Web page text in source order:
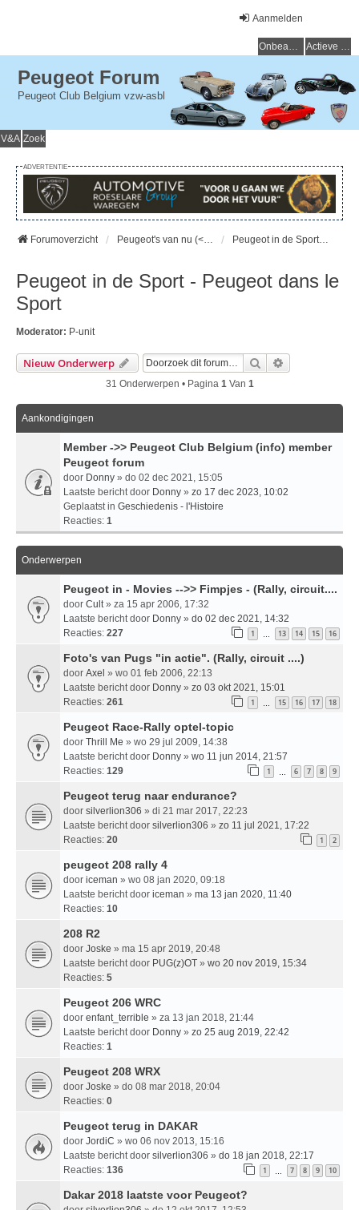
Aanmelden
Onbeantwoorde onderwerpen Actieve onderwerpen
Peugeot Forum
Peugeot Club Belgium vzw-asbl
V&A Zoek
ADVERTENTIE
Forumoverzicht Peugeot's van nu (< 15 jaar) - Peugeot d'aujourd'hui (< 15 ans) Peugeot in de Sport - Peugeot dans le Sport
Peugeot in de Sport - Peugeot dans le
Sport
Moderator: P-unit
Nieuw Onderwerp Zoek
31 Onderwerpen • Pagina 1Van 1
Aankondigingen
Member ->> Peugeot Club Belgium (info) member
Peugeot forum
door Donny » do 02 dec 2021, 15:05
Laatste bericht door Donny » zo 17 dec 2023, 10:02
Geplaatst in Geschiedenis - l'Histoire
Reacties: 1
Onderwerpen
Peugeot in - Movies -->> Fimpjes - (Rally, circuit....
door Cult» za 15 apr 2006, 17:32
Laatste bericht door Donny » do 02 dec 2021, 14:32
Reacties: 227 1 … 13 14 15 16
Foto's van Pugs "in actie". (Rally, circuit ....)
door Axel » wo 01 feb 2006, 22:13
Laatste bericht door Donny » zo 03 okt 2021, 15:01
Reacties: 261 1 … 15 16 17 18
Peugeot Race-Rally optel-topic
door Thrill Me » wo 29 jul 2009, 14:38
Laatste bericht door Donny » wo 11 jun 2014, 21:57
Reacties: 129 1 … 6 7 8 9
Peugeot terug naar endurance?
door silverlion306 » di 21 mar 2017, 22:23
Laatste bericht door silverlion306 » zo 11 jul 2021, 17:22
Reacties: 20 1 2
peugeot 208 rally 4
door iceman » wo 08 jan 2020, 09:18
Laatste bericht door iceman » ma 13 jan 2020, 11:40
Reacties: 10
208 R2
door Joske » ma 15 apr 2019, 20:48
Laatste bericht door PUG(z)OT » wo 20 nov 2019, 15:34
Reacties: 5
Peugeot 206 WRC
door enfant_terrible » za 13 jan 2018, 21:44
Laatste bericht door Donny » zo 25 aug 2019, 22:42
Reacties: 1
Peugeot 208 WRX
door Joske » do 08 mar 2018, 20:04
Reacties: 0
Peugeot terug in DAKAR
door JordiC » wo 06 nov 2013, 15:16
Laatste bericht door silverlion306 » do 18 jan 2018, 22:17
Reacties: 136 1 … 7 8 9 10
Dakar 2018 laatste voor Peugeot?